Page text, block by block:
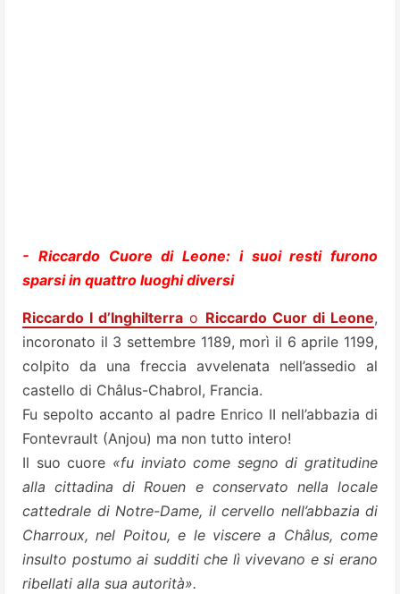
- Riccardo Cuore di Leone: i suoi resti furono
sparsi in quattro luoghi diversi
Riccardo I d’Inghilterra o Riccardo Cuor di Leone,
incoronato il 3 settembre 1189, morì il 6 aprile 1199,
colpito da una freccia avvelenata nell’assedio al
castello di Châlus-Chabrol, Francia.
Fu sepolto accanto al padre Enrico II nell’abbazia di
Fontevrault (Anjou) ma non tutto intero!
Il suo cuore «fu inviato come segno di gratitudine
alla cittadina di Rouen e conservato nella locale
cattedrale di Notre-Dame, il cervello nell’abbazia di
Charroux, nel Poitou, e le viscere a Châlus, come
insulto postumo ai sudditi che lì vivevano e si erano
ribellati alla sua autorità».